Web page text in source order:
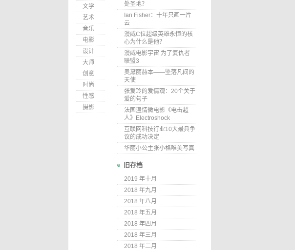
文学
艺术
音乐
电影
设计
大师
创意
时尚
性感
摄影
处圣地？
Ian Fisher：十年只画一片
云
漫威C位超级英雄永恒的核
心为什么是他？
漫威电影宇宙 为了复仇者
联盟3
奥黛丽赫本——坠落凡间的
天使
张爱玲的爱情观：20个关于
爱的句子
法国温情微电影《电击超
人》Electroshock
互联网科技行业10大最具争
议的成功决定
华丽小公主张小格唯美写真
旧存档
2019 年十月
2018 年九月
2018 年八月
2018 年五月
2018 年四月
2018 年三月
2018 年二月